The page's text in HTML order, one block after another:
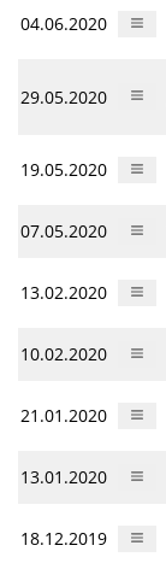
04.06.2020
29.05.2020
19.05.2020
07.05.2020
13.02.2020
10.02.2020
21.01.2020
13.01.2020
18.12.2019